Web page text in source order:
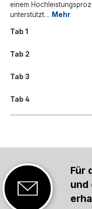
einem
unterstützt… Mehr
Tab 1
Tab 2
Tab 3
Tab 4
Für
und